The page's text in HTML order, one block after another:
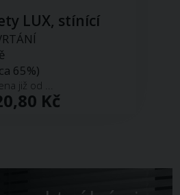
LUX, stínící
65%)
již od ...
Kč